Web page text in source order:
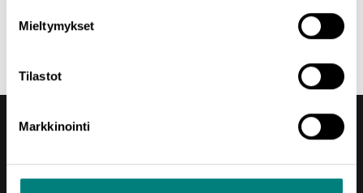
Mieltymykset
Tilastot
Markkinointi
Jaa uutinen